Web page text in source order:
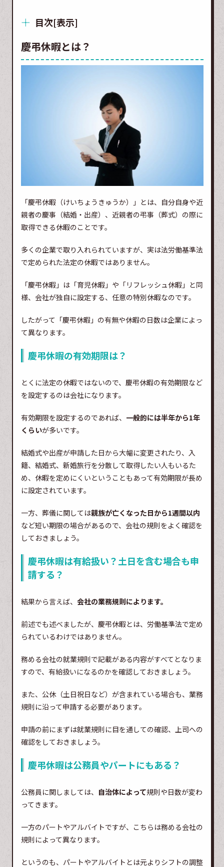
目次[表示]
慶弔休暇とは？
「慶弔休暇（けいちょうきゅうか）」とは、自分自身や近
親者の慶事（結婚・出産）、近親者の弔事（葬式）の際に
取得できる休暇のことです。
多くの企業で取り入れられていますが、実は法労働基準法
で定められた法定の休暇ではありません。
「慶弔休暇」は「育児休暇」や「リフレッシュ休暇」と同
様、会社が独自に設定する、任意の特別休暇なのです。
したがって「慶弔休暇」の有無や休暇の日数は企業によっ
て異なります。
慶弔休暇の有効期限は？
とくに法定の休暇ではないので、慶弔休暇の有効期限など
を設定するのは会社になります。
有効期限を設定するのであれば、 一般的には半年から1年
くらいが多いです。
結婚式や出産が申請した日から大幅に変更されたり、入
籍、結婚式、新婚旅行を分散して取得したい人もいるた
め、休暇を定めにくいということもあって有効期限が長め
に設定されています。
一方、葬儀に関しては親族が亡くなった日から1週間以内
など短い期限の場合があるので、会社の規則をよく確認を
しておきましょう。
慶弔休暇は有給扱い？土日を含む場合も申
請する？
結果から言えば、 会社の業務規則によります。
前述でも述べましたが、慶弔休暇とは、労働基準法で定め
られているわけではありません。
務める会社の就業規則で記載がある内容がすべてとなりま
すので、有給扱いになるのかを確認しておきましょう。
また、公休（土日祝日など）が含まれている場合も、業務
規則に沿って申請する必要があります。
申請の前にまずは就業規則に目を通しての確認、上司への
確認をしておきましょう。
慶弔休暇は公務員やパートにもある？
公務員に関しましては、 自治体によって規則や日数が変わ
ってきます。
一方のパートやアルバイトですが、こちらは務める会社の
規則によって異なります。
というのも、パートやアルバイトとは元よりシフトの調整